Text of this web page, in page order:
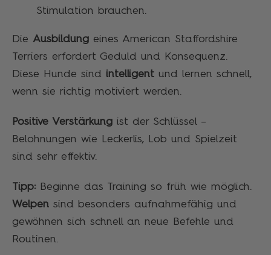
Stimulation brauchen.
DieAusbildung eines American Staffordshire
Terriers erfordert Geduld und Konsequenz.
Diese Hunde sind intelligent und lernen schnell,
wenn sie richtig motiviert werden.
Positive Verstärkung ist der Schlüssel –
Belohnungen wie Leckerlis, Lob und Spielzeit
sind sehr effektiv.
Tipp: Beginne das Training so früh wie möglich.
Welpen sind besonders aufnahmefähig und
gewöhnen sich schnell an neue Befehle und
Routinen.